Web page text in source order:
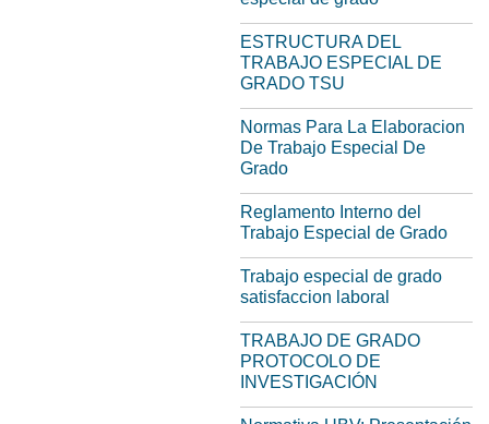
ESTRUCTURA DEL
TRABAJO ESPECIAL DE
GRADO TSU
Normas Para La Elaboracion
De Trabajo Especial De
Grado
Reglamento Interno del
Trabajo Especial de Grado
Trabajo especial de grado
satisfaccion laboral
TRABAJO DE GRADO
PROTOCOLO DE
INVESTIGACIÓN